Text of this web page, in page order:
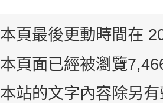
本頁最後更動時間在
本頁面已經被瀏覽
本站的文字內容除另